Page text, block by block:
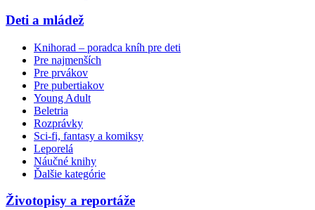
Deti a mládež
Knihorad – poradca kníh pre deti
Pre najmenších
Pre prvákov
Pre pubertiakov
Young Adult
Beletria
Rozprávky
Sci-fi, fantasy a komiksy
Leporelá
Náučné knihy
Ďalšie kategórie
Životopisy a reportáže